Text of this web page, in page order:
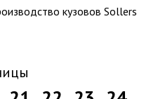
кузовов Sollers